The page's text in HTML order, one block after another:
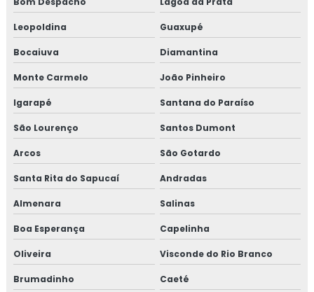
Isolamento térmico poliuretano injetado preço
Isolamento térmico preço
Isolamento térmico tubo de água quente
Isolamento térmico tubulação industrial
Janela de inspeção termográfica
Jaquetas para turbina
Jaquetas térmicas isolantes
Projeto de isolamento térmico
Leopoldina Guaxupé
Bocaiuva Diamantina
Monte Carmelo João Pinheiro
Igarapé Santana do Paraíso
São Lourenço Santos Dumont
Arcos São Gotardo
Santa Rita do Sapucaí Andradas
Almenara Salinas
Boa Esperança Capelinha
Oliveira Visconde do Rio Branco
Brumadinho Caeté